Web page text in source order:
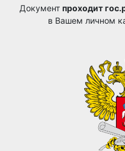
Документ проходит
в Вашем личном